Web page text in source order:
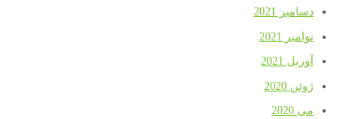
دسامبر 2021
نوامبر 2021
آوریل 2021
ژوئن 2020
می 2020